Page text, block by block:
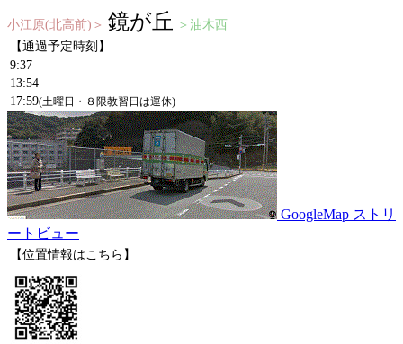
小江原(北高前)＞ 鏡が丘
＞油木西
【通過予定時刻】
9:37
13:54
17:59(土曜日・８限教習日は運休)
GoogleMap ストリ
ートビュー
【位置情報はこちら】